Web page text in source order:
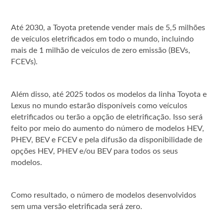
Até 2030, a Toyota pretende vender mais de 5,5 milhões
de veículos eletrificados em todo o mundo, incluindo
mais de 1 milhão de veículos de zero emissão (BEVs,
FCEVs).
Além disso, até 2025 todos os modelos da linha Toyota e
Lexus no mundo estarão disponíveis como veículos
eletrificados ou terão a opção de eletrificação. Isso será
feito por meio do aumento do número de modelos HEV,
PHEV, BEV e FCEV e pela difusão da disponibilidade de
opções HEV, PHEV e/ou BEV para todos os seus
modelos.
Como resultado, o número de modelos desenvolvidos
sem uma versão eletrificada será zero.